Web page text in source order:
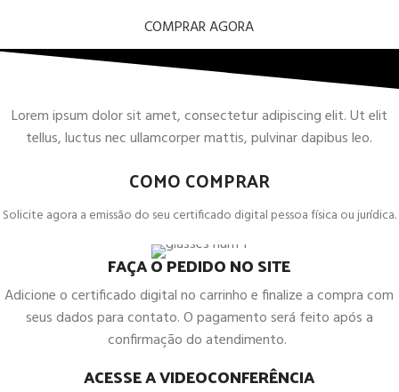
COMPRAR AGORA
Lorem ipsum dolor sit amet, consectetur adipiscing elit. Ut elit
tellus, luctus nec ullamcorper mattis, pulvinar dapibus leo.
COMO COMPRAR
Solicite agora a emissão do seu certificado digital pessoa física ou jurídica.
FAÇA O PEDIDO NO SITE
Adicione o certificado digital no carrinho e finalize a compra com
seus dados para contato. O pagamento será feito após a
confirmação do atendimento.
ACESSE A VIDEOCONFERÊNCIA